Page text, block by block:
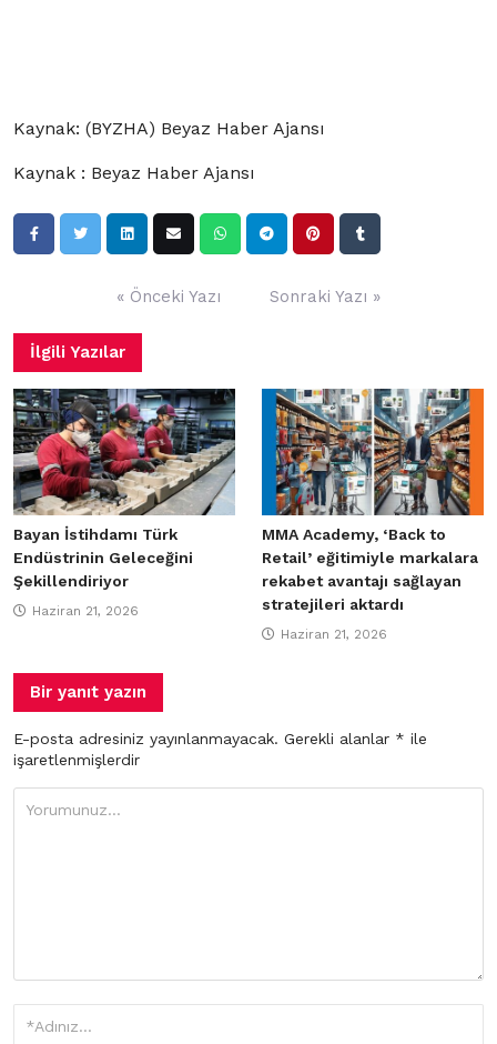
Kaynak: (BYZHA) Beyaz Haber Ajansı
Kaynak : Beyaz Haber Ajansı
« Önceki Yazı Sonraki Yazı »
İlgili Yazılar
Bayan İstihdamı Türk
Endüstrinin Geleceğini
Şekillendiriyor
Haziran 21, 2026
MMA Academy, ‘Back to
Retail’ eğitimiyle markalara
rekabet avantajı sağlayan
stratejileri aktardı
Haziran 21, 2026
Bir yanıt yazın
E-posta adresiniz yayınlanmayacak. Gerekli alanlar * ile
işaretlenmişlerdir